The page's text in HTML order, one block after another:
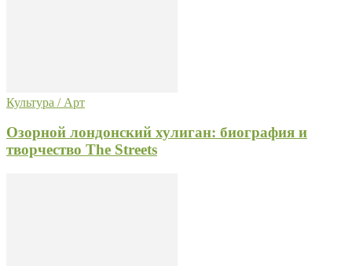
Культура / Арт
Озорной лондонский хулиган: биография и
творчество The Streets